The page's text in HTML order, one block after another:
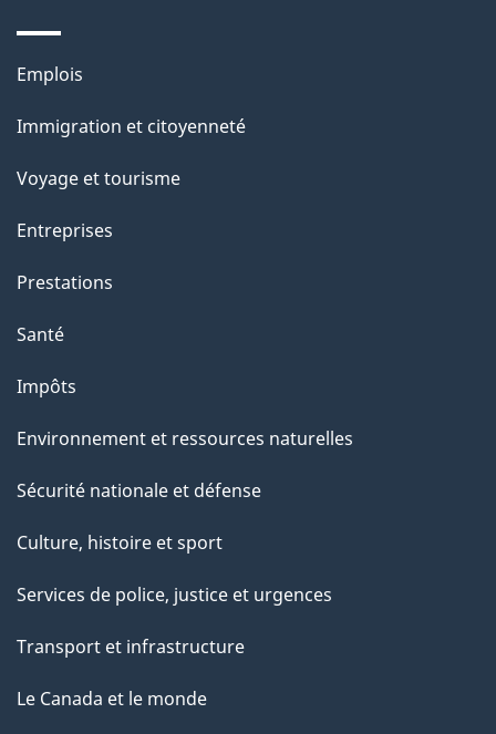
n
s
u
c
e
t
e
a
g
e
Thèmes
sujets
Emplois
Immigration et citoyenneté
Voyage et tourisme
Entreprises
Prestations
Santé
Impôts
Environnement et ressources naturelles
Sécurité nationale et défense
Culture, histoire et sport
Services de police, justice et urgences
Transport et infrastructure
Le Canada et le monde